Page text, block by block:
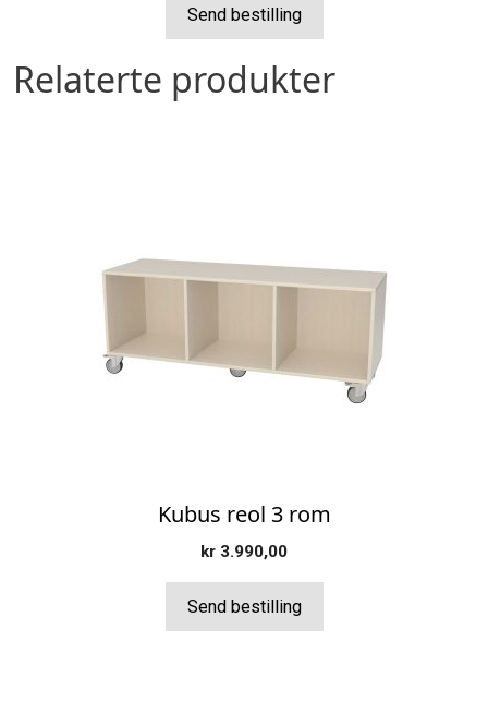
Send bestilling
Relaterte produkter
Kubus reol 3 rom
kr 3.990,00
Send bestilling